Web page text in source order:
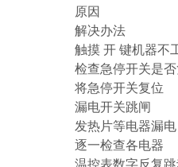
原因
解决办法
触摸 开 键机器不
检查急停开关是
将急停开关复位
漏电开关跳闸
发热片等电器漏电
逐一检查各电器
温控表数字反复